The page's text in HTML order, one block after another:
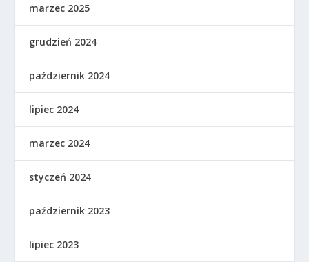
marzec 2025
grudzień 2024
październik 2024
lipiec 2024
marzec 2024
styczeń 2024
październik 2023
lipiec 2023